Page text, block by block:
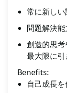
常に新し
問題解決
創造的思
最大限に引
Benefits:
自己成長